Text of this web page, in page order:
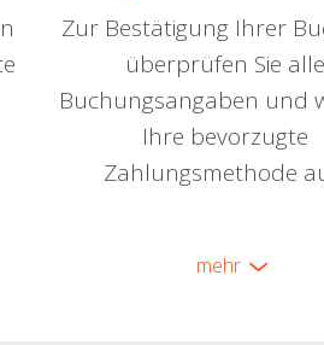
Zur Bestätigung Ihrer
überprüfen Sie alle
Buchungsangaben und
Ihre bevorzugte
Zahlungsmethode
mehr